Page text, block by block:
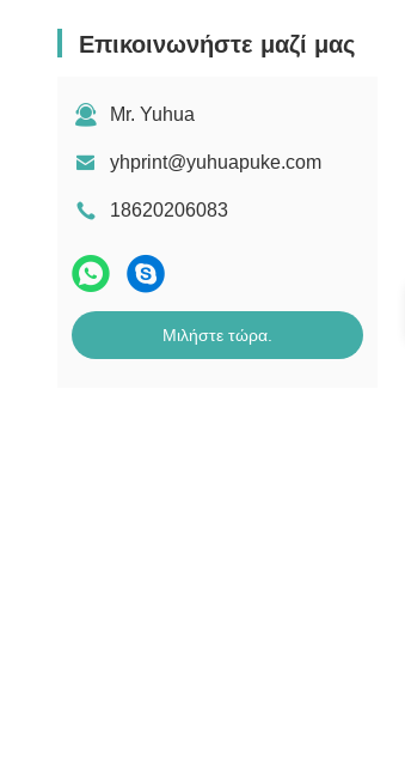
Επικοινωνήστε μαζί μας
Mr. Yuhua
yhprint@yuhuapuke.com
18620206083
Μιλήστε τώρα.